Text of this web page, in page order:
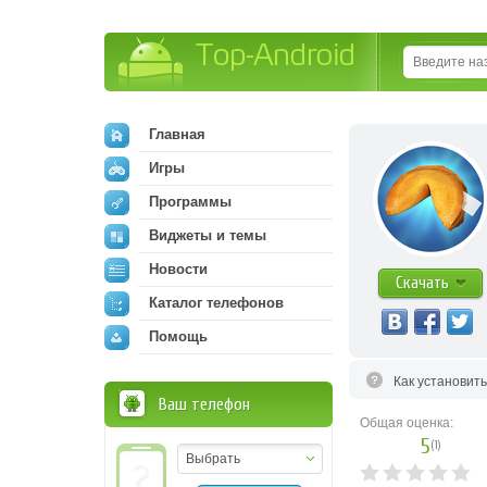
Скачать
Как
Общая оценка:
5(1)
Главная
Игры
Программы
Виджеты и темы
Новости
Каталог телефонов
Помощь
Ваш телефон
Выбрать